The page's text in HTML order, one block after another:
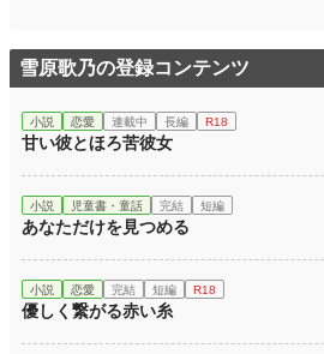
雪原歌乃の登録コンテンツ
小説 恋愛 連載中 長編 R18
甘い彼とほろ苦彼女
小説 児童書・童話 完結 短編
あなただけを見つめる
小説 恋愛 完結 短編 R18
優しく繋がる赤い糸